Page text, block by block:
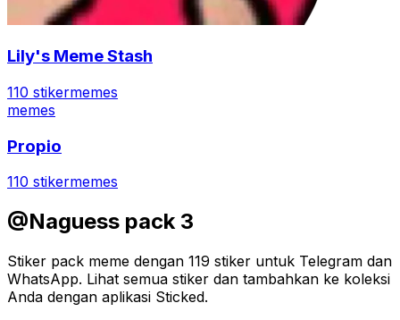
Lily's Meme Stash
110 stikermemes
memes
Propio
110 stikermemes
@Naguess pack 3
Stiker pack meme dengan 119 stiker untuk Telegram dan
WhatsApp. Lihat semua stiker dan tambahkan ke koleksi
Anda dengan aplikasi Sticked.